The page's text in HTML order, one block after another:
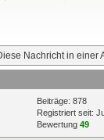
Beiträge: 878
Registriert seit:
Bewertung 49